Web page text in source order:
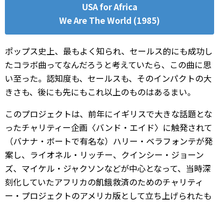
USA for Africa
We Are The World (1985)
ポップス史上、最もよく知られ、セールス的にも成功し
たコラボ曲ってなんだろうと考えていたら、この曲に思
い至った。認知度も、セールスも、そのインパクトの大
きさも、後にも先にもこれ以上のものはあるまい。
このプロジェクトは、前年にイギリスで大きな話題とな
ったチャリティー企画〈バンド・エイド〉に触発されて
（バナナ・ボートで有名な）ハリー・ベラフォンテが発
案し、ライオネル・リッチー、クインシー・ジョーン
ズ、マイケル・ジャクソンなどが中心となって、当時深
刻化していたアフリカの飢餓救済のためのチャリティ
ー・プロジェクトのアメリカ版として立ち上げられたも